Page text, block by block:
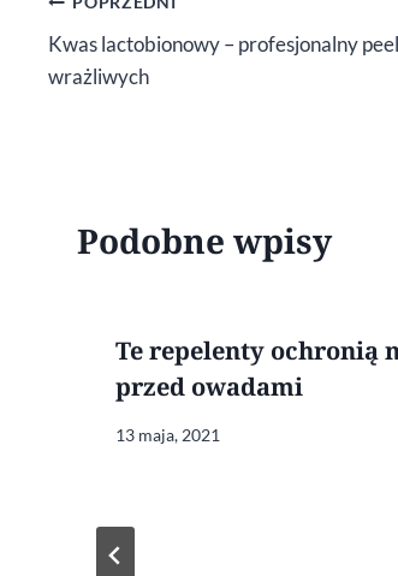
wpisu
Kwas lactobionowy – profesjonalny
wrażliwych
Podobne wpisy
Te repelenty ochronią
przed owadami
13 maja, 2021